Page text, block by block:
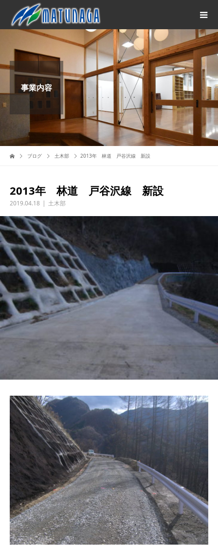
事業内容
ブログ 土木部 2013年 林道 戸谷沢線 新設
2013年 林道 戸谷沢線 新設
2019.04.18 土木部